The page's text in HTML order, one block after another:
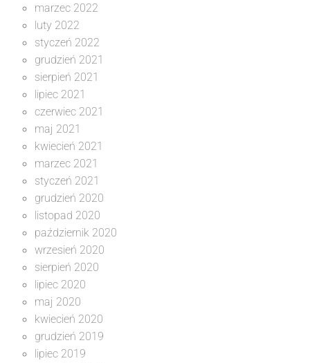
marzec 2022
luty 2022
styczeń 2022
grudzień 2021
sierpień 2021
lipiec 2021
czerwiec 2021
maj 2021
kwiecień 2021
marzec 2021
styczeń 2021
grudzień 2020
listopad 2020
październik 2020
wrzesień 2020
sierpień 2020
lipiec 2020
maj 2020
kwiecień 2020
grudzień 2019
lipiec 2019